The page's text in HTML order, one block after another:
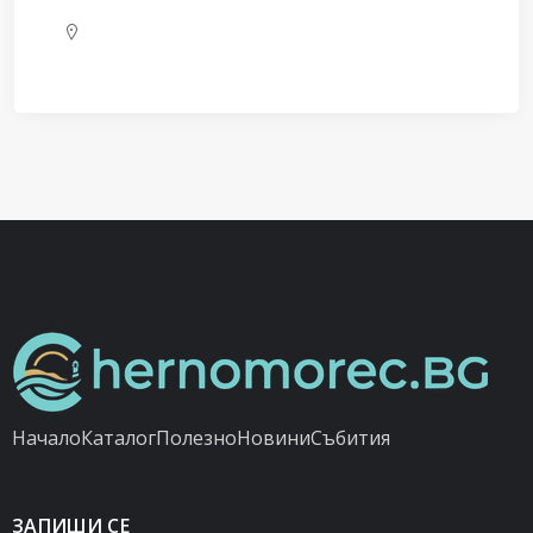
НачалоКаталогПолезноНовиниСъбития
ЗАПИШИ СЕ